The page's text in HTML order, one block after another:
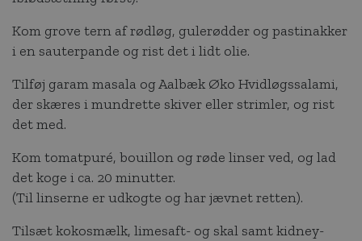
Kom grove tern af rødløg, gulerødder og pastinakker
i en sauterpande og rist det i lidt olie.
Tilføj garam masala og Aalbæk Øko Hvidløgssalami,
der skæres i mundrette skiver eller strimler, og rist
det med.
Kom tomatpuré, bouillon og røde linser ved, og lad
det koge i ca. 20 minutter.
(Til linserne er udkogte og har jævnet retten).
Tilsæt kokosmælk, limesaft- og skal samt kidney-